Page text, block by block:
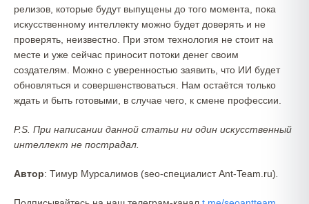
релизов, которые будут выпущены до того момента, пока
искусственному интеллекту можно будет доверять и не
проверять, неизвестно. При этом технология не стоит на
месте и уже сейчас приносит потоки денег своим
создателям. Можно с уверенностью заявить, что ИИ будет
обновляться и совершенствоваться. Нам остаётся только
ждать и быть готовыми, в случае чего, к смене профессии.
P.S. При написании данной статьи ни один искусственный
интеллект не пострадал.
Автор: Тимур Мурсалимов (seo-специалист Ant-Team.ru)